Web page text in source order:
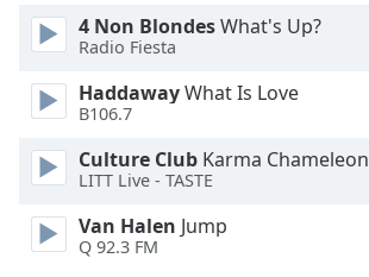
Font
Style
Font
Family
4 Non BlondesWhat's Up?
Radio Fiesta
HaddawayWhat Is Love
B106.7
Culture Club Karma Chameleon
LITT Live - TASTE
Van Halen Jump
Q 92.3 FM